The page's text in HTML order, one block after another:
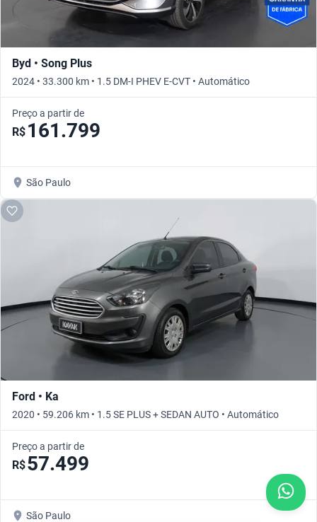
Byd • Song Plus
2024 • 33.300 km • 1.5 DM-I PHEV E-CVT • Automático
Preço a partir de
R$ 161.799
São Paulo
Ford • Ka
2020 • 59.206 km • 1.5 SE PLUS + SEDAN AUTO • Automático
Preço a partir de
R$57.499
São Paulo